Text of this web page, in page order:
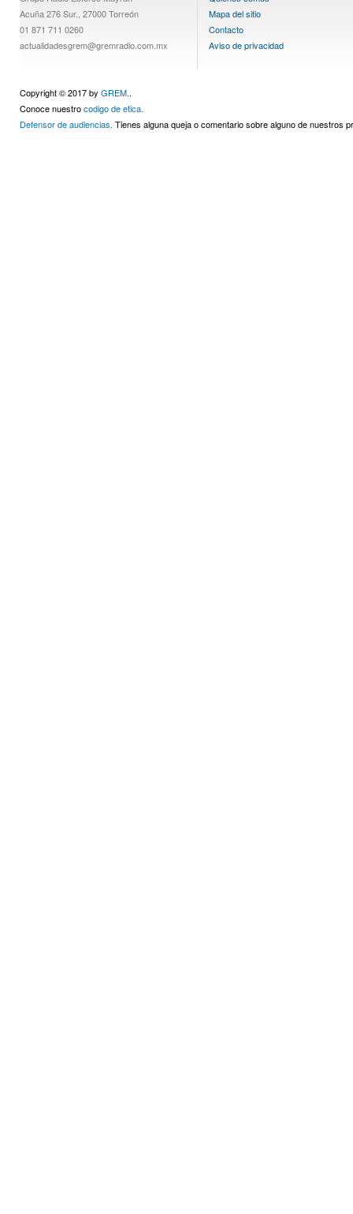
Acuña 276 Sur., 27000 Torreón
01 871 711 0260
actualidadesgrem@gremradio.com.mx
Mapa del sitio
Contacto
Aviso de privacidad
Copyright © 2017 by GREM..
Conoce nuestrocodigo de etica.
Defensor de audiencias. Tienes alguna queja o comentario sobre alguno de nuestros